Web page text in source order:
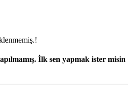
İlk sen yapmak ister misin